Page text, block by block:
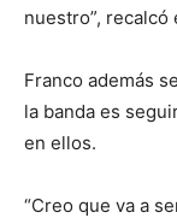
nuestro”, recalcó
Franco además
la banda es
en ellos.
“Creo que va a